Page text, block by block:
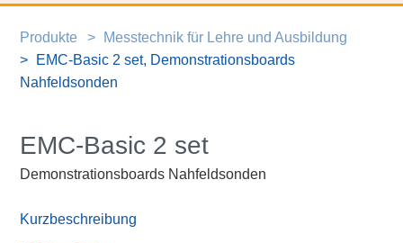
Produkte
Messtechnik für Lehre und Ausbildung
EMC-Basic 2 set, Demonstrationsboards
Nahfeldsonden
EMC-Basic 2 set
Demonstrationsboards Nahfeldsonden
Kurzbeschreibung